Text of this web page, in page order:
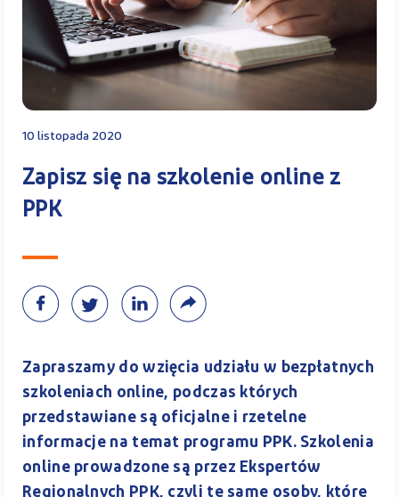
Kontakt
A
10 listopada 2020
Zapisz się na szkolenie online z
PPK
Zapraszamy do wzięcia udziału w bezpłatnych
szkoleniach online, podczas których
przedstawiane są oficjalne i rzetelne
informacje na temat programu PPK. Szkolenia
online prowadzone są przez Ekspertów
Regionalnych PPK, czyli te same osoby, które